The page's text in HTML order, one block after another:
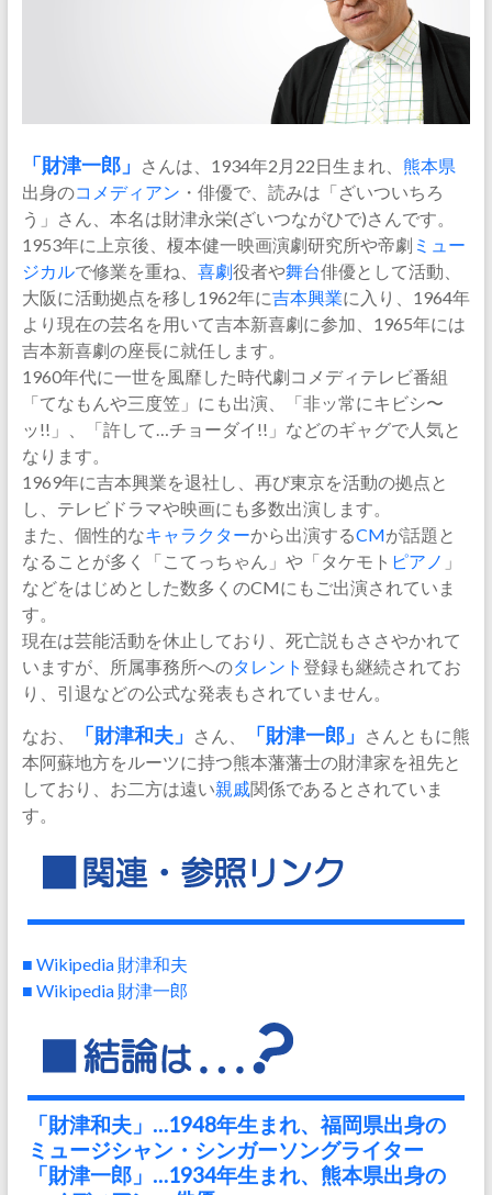
「 財津一郎」 さんは、1934年2月22日生まれ、 熊本県
出身のコメディアン ・俳優で、読みは「ざいついちろ
う」さん、本名は財津永栄(ざいつながひで)さんです。
1953年に上京後、榎本健一映画演劇研究所や帝劇 ミュー
ジカルで修業を重ね、 喜劇役者や舞台俳優として活動、
大阪に活動拠点を移し1962年に吉本興業に入り、1964年
より現在の芸名を用いて吉本新喜劇に参加、1965年には
吉本新喜劇の座長に就任します。
1960年代に一世を風靡した時代劇コメディテレビ番組
「てなもんや三度笠」にも出演、「非ッ常にキビシ〜
ッ!!」、「許して…チョーダイ!!」などのギャグで人気と
なります。
1969年に吉本興業を退社し、再び東京を活動の拠点と
し、テレビドラマや映画にも多数出演します。
また、個性的なキャラクターから出演するCMが話題と
なることが多く「こてっちゃん」や「タケモト ピアノ 」
などをはじめとした数多くのCMにもご出演されていま
す。
現在は芸能活動を休止しており、死亡説もささやかれて
いますが、所属事務所へのタレント 登録も継続されてお
り、引退などの公式な発表もされていません。
なお、 「財津和夫」 さん、 「財津一郎」
さんともに熊
本阿蘇地方をルーツに持つ熊本藩藩士の財津家を祖先と
しており、お二方は遠い親戚関係であるとされていま
す。
■ Wikipedia 財津和夫
■ Wikipedia 財津一郎
「財津和夫」…1948年生まれ、福岡県出身の
ミュージシャン・シンガーソングライター
「財津一郎」…1934年生まれ、熊本県出身の